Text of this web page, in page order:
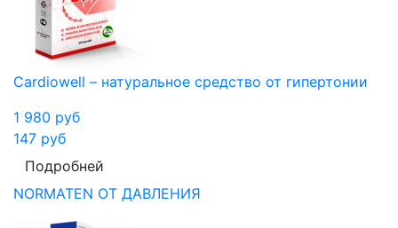
Cardiowell – натуральное средство от гипертонии
1 980 руб
147 руб
Подробней
NORMATEN ОТ ДАВЛЕНИЯ